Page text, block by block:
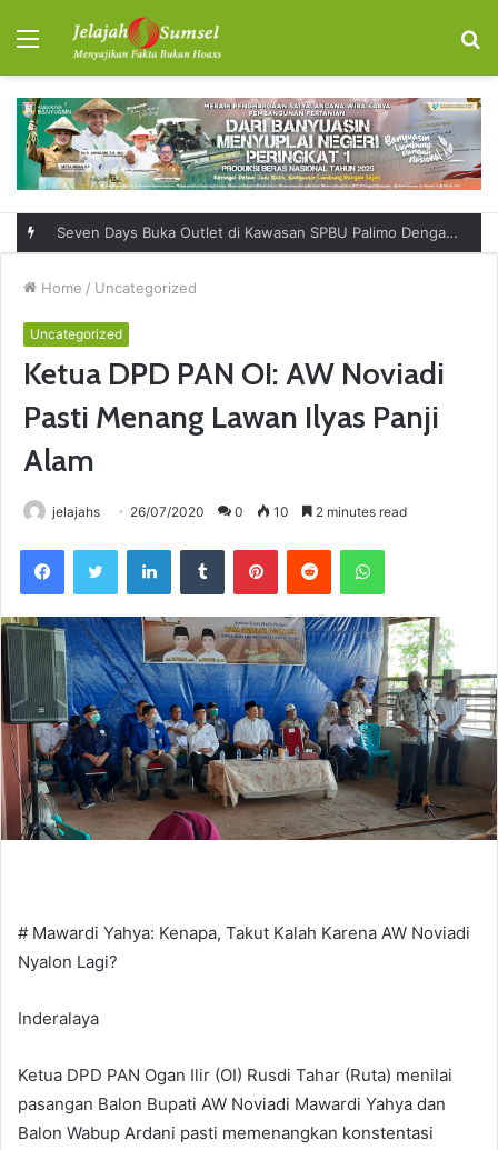
Menu
Home / Uncategorized
Uncategorized
Ketua DPD PAN OI: AW Noviadi
Pasti Menang Lawan Ilyas Panji
Alam
jelajahs 26/07/2020 0 10 2 minutes read
# Mawardi Yahya: Kenapa, Takut Kalah Karena AW Noviadi
Nyalon Lagi?
Inderalaya
Ketua DPD PAN Ogan Ilir (OI) Rusdi Tahar (Ruta) menilai
pasangan Balon Bupati AW Noviadi Mawardi Yahya dan
Balon Wabup Ardani pasti memenangkan konstentasi